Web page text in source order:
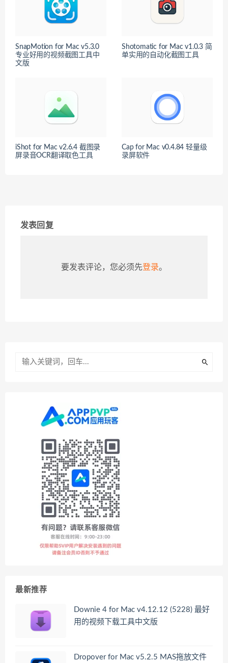
SnapMotion for Mac v5.3.0
专业好用的视频截图工具中
文版
Shotomatic for Mac v1.0.3 简
单实用的自动化截图工具
iShot for Mac v2.6.4 截图录
屏录音OCR翻译取色工具
Cap for Mac v0.4.84 轻量级
录屏软件
发表回复
要发表评论，您必须先登录。
最新推荐
Downie 4 for Mac v4.12.12 (5228) 最好
用的视频下载工具中文版
Dropover for Mac v5.2.5 MAS拖放文件